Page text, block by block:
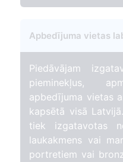
Apbedījuma vietas
Piedāvājam
pieminekļus,
apbedījuma vietas
kapsētā visā
tiek izgatavotas
laukakmens vai
portretiem vai